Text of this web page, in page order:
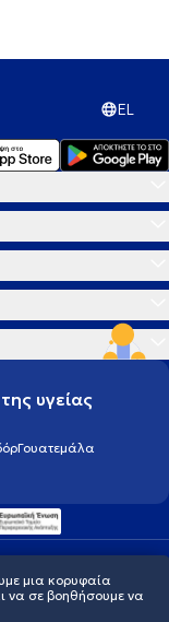
EL
υγείας
Γουατεμάλα
μια κορυφαία
να σε βοηθήσουμε να